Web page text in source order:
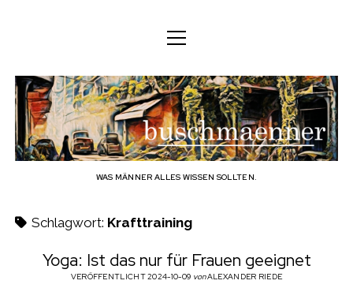
DEUTSCH
ü
ö
f
f
n
e
n
DEUTSCH
ENGLISH
KÖRPER
GEIST
FAMILIE
BERUF
HAUSHALT
M
e
ö
f
f
n
e
n
b
u
s
c
WAS MÄNNER ALLES WISSEN SOLLTEN.
Schlagwort: Krafttraining
Yoga: Ist das nur für Frauen geeignet
VERÖFFENTLICHT 2024-10-09 vonALEXANDER RIEDE